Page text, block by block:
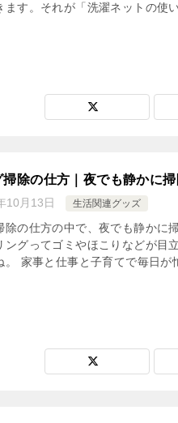
ます。それが「洗濯ネットの使
除の仕方｜夜でも静かに
10月13日 生活関連グッズ
除の仕方の中で、夜でも静かに
ングってゴミやほこりなどが目
。 家事と仕事と子育てで毎日